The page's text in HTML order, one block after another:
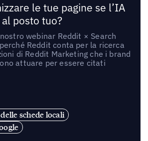
le tue pagine se l’IA
posto tuo?
webinar Reddit × Search
Reddit conta per la ricerca
di Reddit Marketing che i brand
attuare per essere citati
schede locali